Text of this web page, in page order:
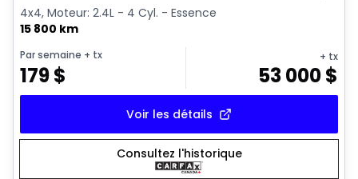
4x4, Moteur: 2.4L - 4 Cyl. - Essence
15 800 km
Par semaine + tx
179$
+ tx
53 000$
Voir les détails
Consultez l'historique